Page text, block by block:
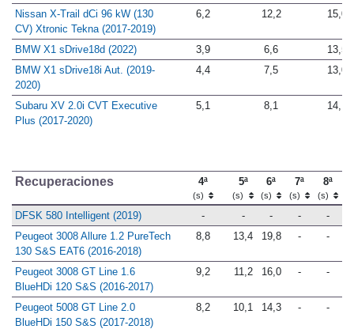
Nissan X-Trail dCi 96 kW (130
CV) Xtronic Tekna (2017-2019)
6,2 12,2 15,0
BMW X1 sDrive18d (2022) 3,9 6,6
13,5
BMW X1 sDrive18i Aut. (2019-
2020)
4,4 7,5 13,0
Subaru XV 2.0i CVT Executive
Plus (2017-2020)
5,1 8,1 14,1
Recuperaciones 4ª
(s)
5ª
(s)
6ª
(s)
7ª
(s)
8ª
(s)
DFSK 580 Intelligent (2019) - - - -
-
Peugeot 3008 Allure 1.2 PureTech
130 S&S EAT6 (2016-2018)
8,8 13,4 19,8 - -
Peugeot 3008 GT Line 1.6
BlueHDi 120 S&S (2016-2017)
9,2 11,2 16,0 - -
Peugeot 5008 GT Line 2.0
BlueHDi 150 S&S (2017-2018)
8,2 10,1 14,3 - -